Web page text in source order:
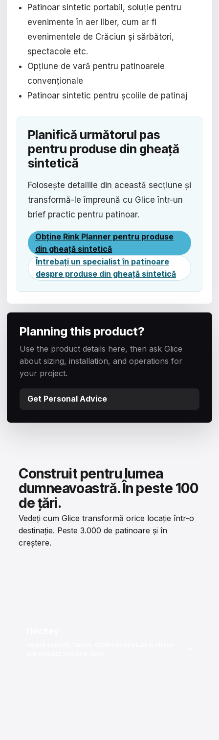
Patinoar sintetic portabil, soluție pentru
evenimente în aer liber, cum ar fi
evenimentele de Crăciun și sărbători,
spectacole etc.
Opțiune de vară pentru patinoarele
convenționale
Patinoar sintetic pentru școlile de patinaj
Planifică următorul pas
pentru produse din gheață
sintetică
Folosește detaliile din această secțiune și
transformă-le împreună cu Glice într-un
brief practic pentru patinoar.
Obține Rink Planner pentru produse
din gheață sintetică
Întrebați un specialist în patinoare
despre produse din gheață sintetică
Planning this product?
Use the product details here, then ask Glice
about sizing, installation, and operations for
your project.
Get Personal Advice
Construit pentru lumea
dumneavoastră. În peste 100
de țări.
Vedeți cum Glice transformă orice locație într-o
destinație. Peste 3.000 de patinoare și în
creștere.